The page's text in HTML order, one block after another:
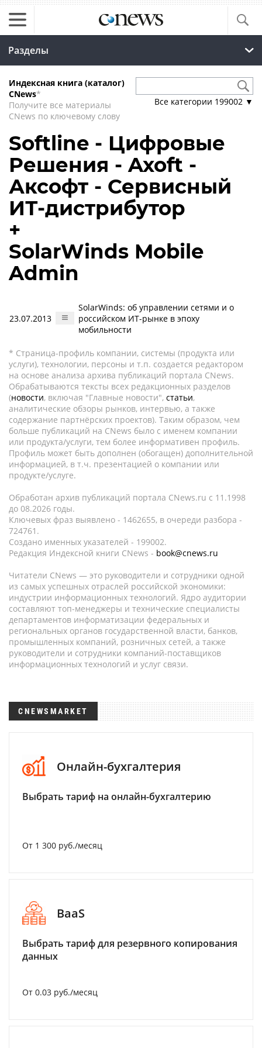
Разделы
Индексная книга (каталог)
CNews*
Получите все материалы
CNews по ключевому слову
Все категории 199002 ▼
Softline - Цифровые
Решения - Axoft -
Аксофт - Сервисный
ИТ-дистрибутор
+
SolarWinds Mobile
Admin
23.07.2013
SolarWinds: об управлении сетями и о
российском ИТ-рынке в эпоху
мобильности
* Страница-профиль компании, системы (продукта или
услуги), технологии, персоны и т.п. создается редактором
на основе анализа архива публикаций портала CNews.
Обрабатываются тексты всех редакционных разделов
(новости, включая "Главные новости", статьи,
аналитические обзоры рынков, интервью, а также
содержание партнёрских проектов). Таким образом, чем
больше публикаций на CNews было с именем компании
или продукта/услуги, тем более информативен профиль.
Профиль может быть дополнен (обогащен) дополнительной
информацией, в т.ч. презентацией о компании или
продукте/услуге.
Обработан архив публикаций портала CNews.ru c 11.1998
до 08.2026 годы.
Ключевых фраз выявлено - 1462655, в очереди разбора -
724761.
Создано именных указателей - 199002.
Редакция Индексной книги CNews - book@cnews.ru
Читатели CNews — это руководители и сотрудники одной
из самых успешных отраслей российской экономики:
индустрии информационных технологий. Ядро аудитории
составляют топ-менеджеры и технические специалисты
департаментов информатизации федеральных и
региональных органов государственной власти, банков,
промышленных компаний, розничных сетей, а также
руководители и сотрудники компаний-поставщиков
информационных технологий и услуг связи.
CNEWSMARKET
Онлайн-бухгалтерия
Выбрать тариф на онлайн-бухгалтерию
От 1 300 руб./месяц
BaaS
Выбрать тариф для резервного копирования
данных
От 0.03 руб./месяц